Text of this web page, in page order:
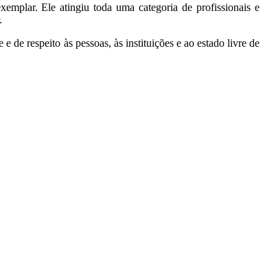
Ele atingiu toda uma categoria de profissionais e
de respeito às pessoas, às instituições e ao estado livre de